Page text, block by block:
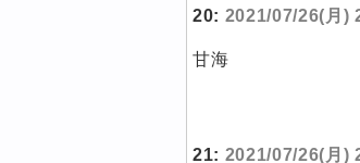
20: 2021/07/26(月)
甘海
21: 2021/07/26(月)